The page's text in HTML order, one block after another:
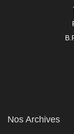
Nos Archives